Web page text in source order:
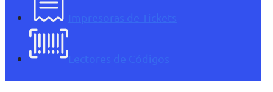
Impresoras de Tickets
Lectores de Códigos